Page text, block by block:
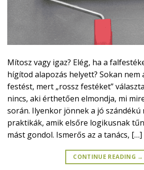
Mítosz vagy igaz? Elég, ha a
hígítod alapozás helyett? Sokan
festést, mert „rossz festéket”
nincs, aki érthetően elmondja, mi
során. Ilyenkor jönnek a jó szándékú
praktikák, amik elsőre logikusnak
mást gondol. Ismerős az a tanács, […]
CONTINUE READING →